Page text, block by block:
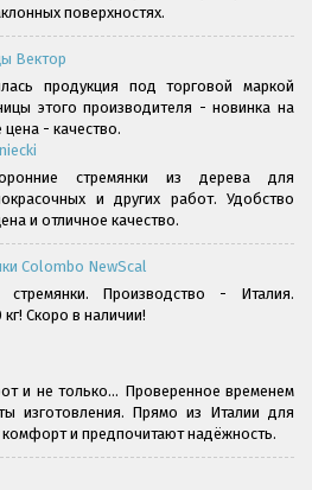
поверхностях.
Вектор
продукция под торговой маркой
этого производителя - новинка на
цена - качество.
стремянки из дерева для
и других работ. Удобство
и отличное качество.
Colombo NewScal
Производство - Италия.
Скоро в наличии!
и не только... Проверенное временем
изготовления. Прямо из Италии для
и предпочитают надёжность.